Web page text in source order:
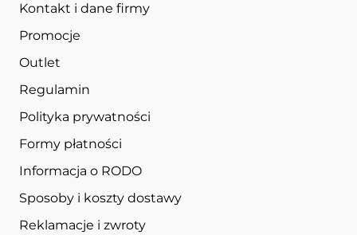
Kontakt i dane firmy
Promocje
Outlet
Regulamin
Polityka prywatności
Formy płatności
Informacja o RODO
Sposoby i koszty dostawy
Reklamacje i zwroty